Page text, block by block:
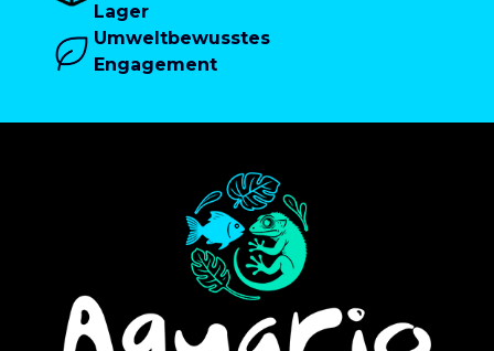
Lager
Umweltbewusstes
Engagement